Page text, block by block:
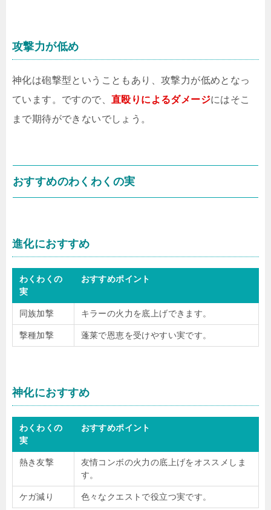
攻撃力が低め
神化は砲撃型ということもあり、攻撃力が低めとなっ
ています。ですので、 直殴りによるダメージにはそこ
まで期待ができないでしょう。
おすすめのわくわくの実
進化におすすめ
わくわくの
実
おすすめポイント
同族加撃 キラーの火力を底上げできます。
撃種加撃 蓬莱で恩恵を受けやすい実です。
神化におすすめ
わくわくの
実
おすすめポイント
熱き友撃
友情コンボの火力の底上げをオススメしま
す。
ケガ減り 色々なクエストで役立つ実です。